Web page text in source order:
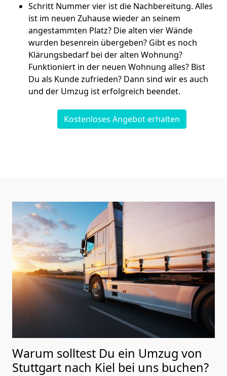
Schritt Nummer vier ist die Nachbereitung. Alles
ist im neuen Zuhause wieder an seinem
angestammten Platz? Die alten vier Wände
wurden besenrein übergeben? Gibt es noch
Klärungsbedarf bei der alten Wohnung?
Funktioniert in der neuen Wohnung alles? Bist
Du als Kunde zufrieden? Dann sind wir es auch
und der Umzug ist erfolgreich beendet.
Kostenloses Angebot erhalten
Warum solltest Du ein Umzug von
Stuttgart nach Kiel bei uns buchen?